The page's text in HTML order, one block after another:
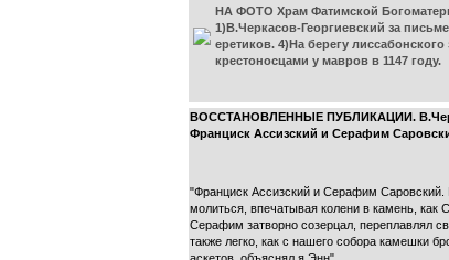
НА ФОТО Храм Фатимской
1)В.Черкасов-Георгиевский за
еретиков. 4)На берегу
крестоносцами у мавров в 1147 году.
ВОССТАНОВЛЕННЫЕ ПУБЛИКАЦИИ.
Франциск Ассизский и Серафим
"Франциск Ассизский и Серафим Саровский.
молиться, впечатывая колени в камень, как
Серафим затворно созерцал, переплавлял
также легко, как с нашего собора камешки